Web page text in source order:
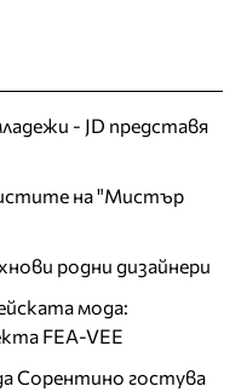
- JD представя
на "Мистър
родни дизайнери
мода:
FEA-VEE
Сорентино гостува